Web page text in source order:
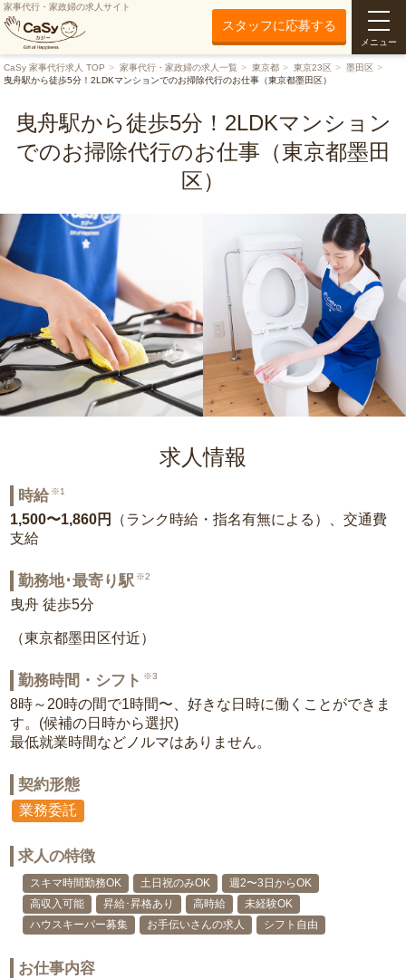
家事代行・家政婦の求人サイト
スタッフに応募する
メニュー
CaSy 家事代行求人 TOP 家事代行・家政婦の求人一覧 東京都 東京23区
墨田区
曳舟駅から徒歩5分！2LDKマンションでのお掃除代行のお仕事（東京都墨田区）
曳舟駅から徒歩5分！2LDKマンション
でのお掃除代行のお仕事（東京都墨田
区）
求人情報
時給 ※1
1,500〜1,860円
（ランク時給・指名有無による）、交通費
支給
勤務地･最寄り駅 ※2
曳舟 徒歩5分
（東京都墨田区付近）
勤務時間・シフト ※3
8時～20時の間で1時間〜、好きな日時に働くことができま
す。(候補の日時から選択)
最低就業時間などノルマはありません。
契約形態
業務委託
求人の特徴
スキマ時間勤務OK 土日祝のみOK
週2〜3日からOK
高収入可能
昇給･昇格あり 高時給
未経験OK
ハウスキーパー募集
お手伝いさんの求人 シフト自由
お仕事内容